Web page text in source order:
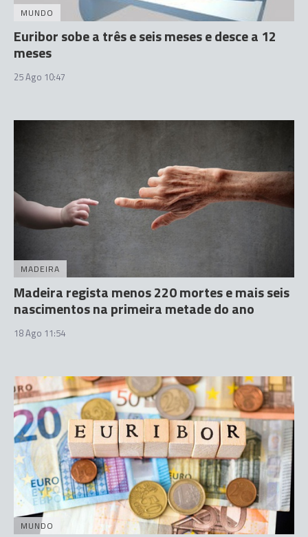
MUNDO
Euribor sobe a três e seis meses e desce a 12
meses
25 Ago 10:47
MADEIRA
Madeira regista menos 220 mortes e mais seis
nascimentos na primeira metade do ano
18 Ago 11:54
MUNDO